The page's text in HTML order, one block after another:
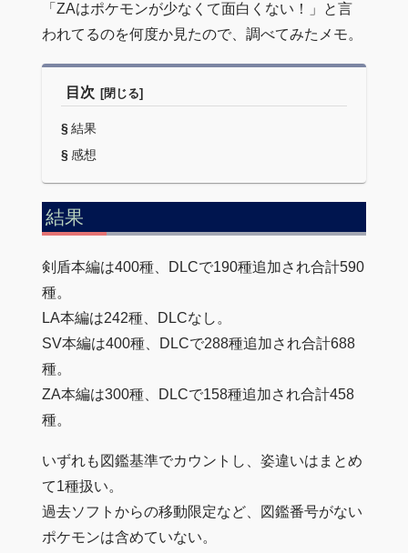
「ZAはポケモンが少なくて面白くない！」と言
われてるのを何度か見たので、調べてみたメモ。
目次
結果
感想
結果
剣盾本編は400種、DLCで190種追加され合計590
種。
LA本編は242種、DLCなし。
SV本編は400種、DLCで288種追加され合計688
種。
ZA本編は300種、DLCで158種追加され合計458
種。
いずれも図鑑基準でカウントし、姿違いはまとめ
て1種扱い。
過去ソフトからの移動限定など、図鑑番号がない
ポケモンは含めていない。